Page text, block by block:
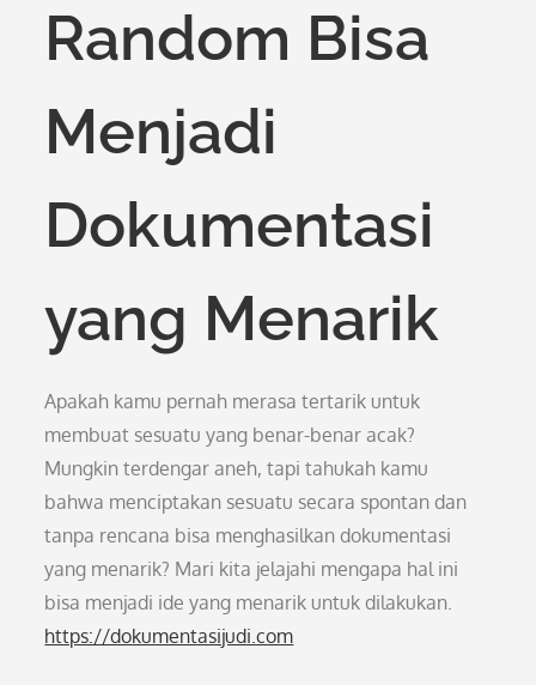
Random Bisa
Menjadi
Dokumentasi
yang Menarik
Apakah kamu pernah merasa tertarik untuk
membuat sesuatu yang benar-benar acak?
Mungkin terdengar aneh, tapi tahukah kamu
bahwa menciptakan sesuatu secara spontan dan
tanpa rencana bisa menghasilkan dokumentasi
yang menarik? Mari kita jelajahi mengapa hal ini
bisa menjadi ide yang menarik untuk dilakukan.
https://dokumentasijudi.com